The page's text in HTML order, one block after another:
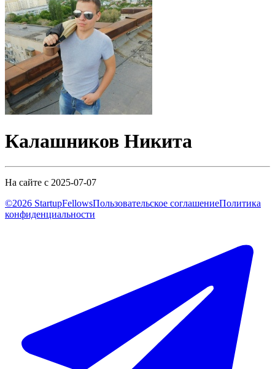
Калашников Никита
На сайте с 2025-07-07
©2026 StartupFellowsПользовательское соглашениеПолитика
конфиденциальности